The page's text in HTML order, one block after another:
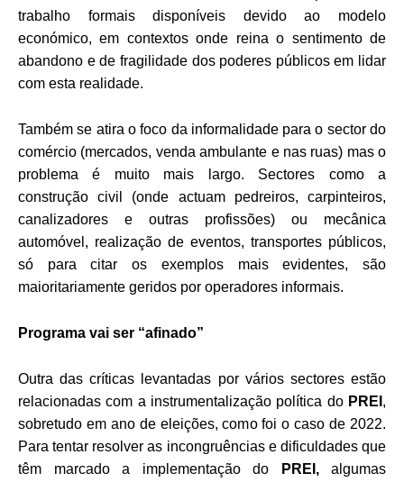
trabalho formais disponíveis devido ao modelo
económico, em contextos onde reina o sentimento de
abandono e de fragilidade dos poderes públicos em lidar
com esta realidade.
Também se atira o foco da informalidade para o sector do
comércio (mercados, venda ambulante e nas ruas) mas o
problema é muito mais largo. Sectores como a
construção civil (onde actuam pedreiros, carpinteiros,
canalizadores e outras profissões) ou mecânica
automóvel, realização de eventos, transportes públicos,
só para citar os exemplos mais evidentes, são
maioritariamente geridos por operadores informais.
Programa vai ser “afinado”
Outra das críticas levantadas por vários sectores estão
relacionadas com a instrumentalização política do PREI ,
sobretudo em ano de eleições, como foi o caso de 2022.
Para tentar resolver as incongruências e dificuldades que
têm marcado a implementação do
PREI,algumas